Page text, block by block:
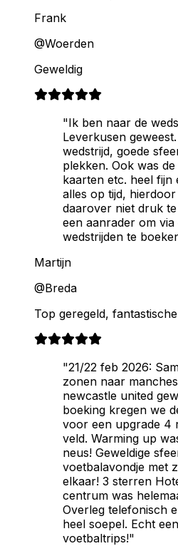
Frank
@Woerden
Geweldig
"Ik ben naar de
Leverkusen
wedstrijd, goede
plekken. Ook was
kaarten etc. heel fijn
alles op tijd,
daarover niet druk
een aanrader om
wedstrijden te
Martijn
@Breda
Top geregeld,
"21/22 feb 2026:
zonen naar
newcastle united
boeking kregen we
voor een upgrade 4
veld. Warming up
neus! Geweldige
voetbalavondje met
elkaar! 3 sterren
centrum was
Overleg telefonisch
heel soepel. Echt
voetbaltrips!"